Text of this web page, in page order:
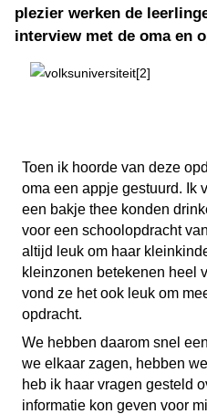
plezier werken de
interview met de oma en
Toen ik hoorde van deze
oma een appje gestuurd. Ik
een bakje thee konden
voor een schoolopdracht
altijd leuk om haar
kleinzonen betekenen heel
vond ze het ook leuk om
opdracht.
We hebben daarom snel
we elkaar zagen, hebben
heb ik haar vragen gesteld
informatie kon geven voor